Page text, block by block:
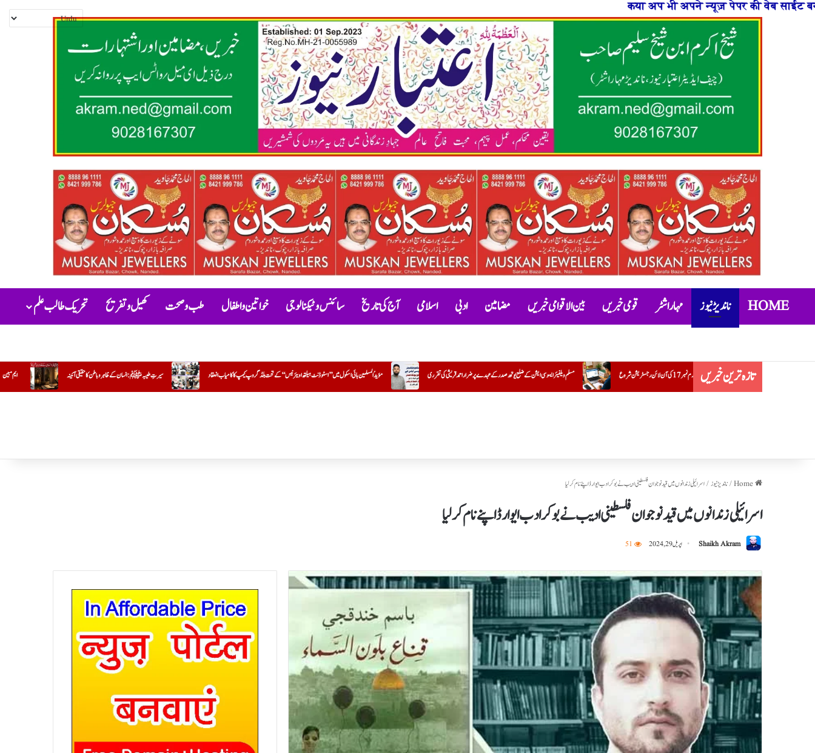
कया अप भी अपने न्यूज़ पेपर की वेब साईट बनाना चाहते है या फिर
HOME ناندیڑ نیوز مہاراشٹر قومی خبریں بین الاقوامی خبریں مضامین ادبی اسلامی آج کی تاریخ سائنس و ٹیکنالوجی خواتین و اطفال طب و صحت کھیل و تفریح تحریک طالب علم
تازہ ترین خبریں جو کام وہ کریں تو مشکل اور دوسرا کریں تو آسان ! ایم مبین سیرتِ طیبہﷺ: انسان کے ظاہر و باطن کا حقیقی آئینہ مؤیدُ المسلمین ہائی اسکول میں ’’اسٹوڈنٹ ہیلتھ اویئرنیس‘‘ کے تحت بلڈ گروپ کیمپ کا کامیاب انعقاد مسلم ویلفیئر ایسوسی ایشن کے ضلع یوتھ صدر کے عہدے پر ضرار احمد قریشی کی تقرری
/ناندیڑ نیوز/اسرائیلی زندانوں میں قید نوجوان فلسطینی ادیب نے بوکر ادب ایوارڈ اپنے نام کرلیا
اسرائیلی زندانوں میں قید نوجوان فلسطینی ادیب نے بوکر ادب ایوارڈ اپنے نام کرلیا
Shaikh Akram اپریل 29, 2024 51